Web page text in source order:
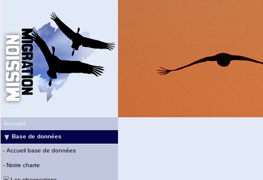
Accueil
Base de données
- Accueil base de données
- Notre charte